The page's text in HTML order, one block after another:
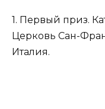
1. Первый приз.
Церковь Сан-
Италия.